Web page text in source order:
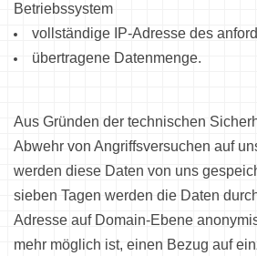
Betriebssystem
vollständige IP-Adresse des
übertragene Datenmenge.
Aus Gründen der technischen
Abwehr von Angriffsversuchen auf
werden diese Daten von uns
sieben Tagen werden die Daten
Adresse auf Domain-Ebene
mehr möglich ist, einen Bezug auf